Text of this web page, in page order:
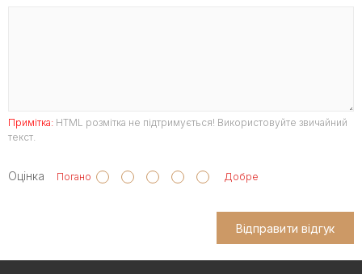
Примітка: HTML розмітка не підтримується! Використовуйте звичайний
текст.
Оцінка Погано Добре
Відправити відгук